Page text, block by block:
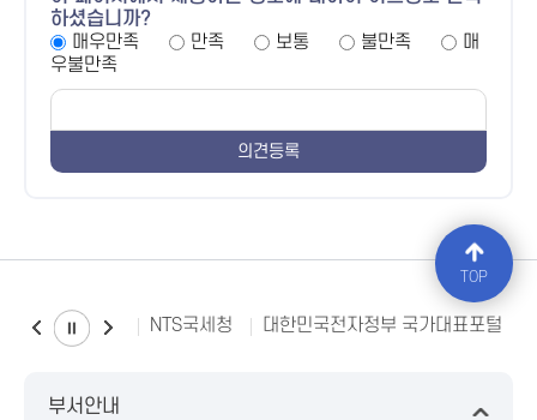
하셨습니까?
매우만족
만족 보통 불만족
매
우불만족
NTS국세청 대한민국전자정부 국가대표포털
부서안내
TOP